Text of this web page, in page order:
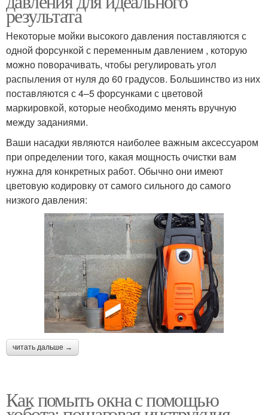
результата
Некоторые мойки высокого давления поставляются с
одной форсункой с переменным давлением , которую
можно поворачивать, чтобы регулировать угол
распыления от нуля до 60 градусов. Большинство из них
поставляются с 4–5 форсунками с цветовой
маркировкой, которые необходимо менять вручную
между заданиями.
Ваши насадки являются наиболее важным аксессуаром
при определении того, какая мощность очистки вам
нужна для конкретных работ. Обычно они имеют
цветовую кодировку от самого сильного до самого
низкого давления:
читать дальше →
Как помыть окна с помощью